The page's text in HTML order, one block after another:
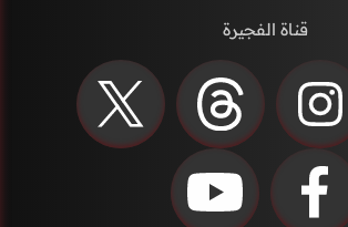
قناة الفجيرة